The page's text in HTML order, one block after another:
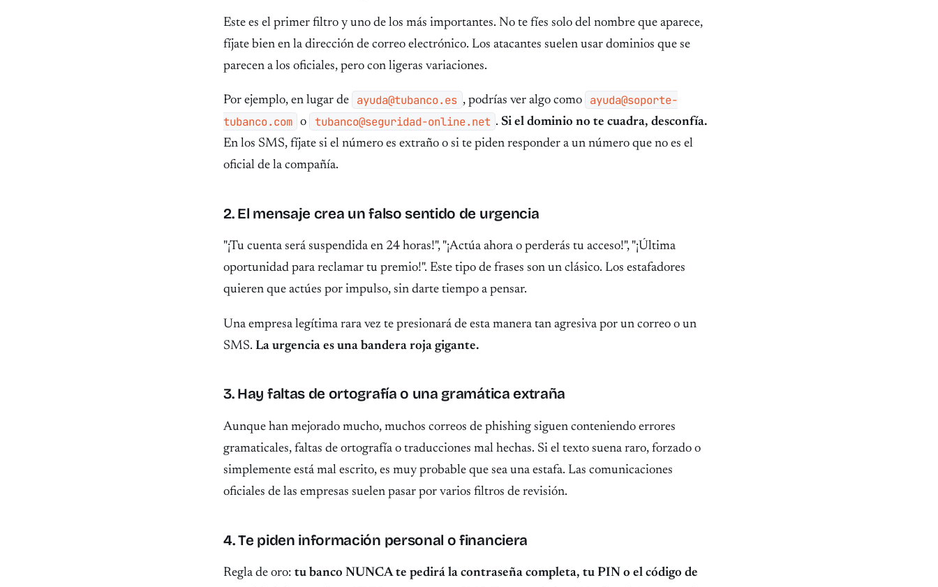
Este es el primer filtro y uno de los más importantes. No te fíes solo del nombre que aparece,
fíjate bien en la dirección de correo electrónico. Los atacantes suelen usar dominios que se
parecen a los oficiales, pero con ligeras variaciones.
Por ejemplo, en lugar de ayuda@tubanco.es , podrías ver algo como
ayuda@soporte-
tubanco.com o tubanco@seguridad-online.net .Si el dominio no te cuadra, desconfía.
En los SMS, fíjate si el número es extraño o si te piden responder a un número que no es el
oficial de la compañía.
2. El mensaje crea un falso sentido de urgencia
"¡Tu cuenta será suspendida en 24 horas!", "¡Actúa ahora o perderás tu acceso!", "¡Última
oportunidad para reclamar tu premio!". Este tipo de frases son un clásico. Los estafadores
quieren que actúes por impulso, sin darte tiempo a pensar.
Una empresa legítima rara vez te presionará de esta manera tan agresiva por un correo o un
SMS. La urgencia es una bandera roja gigante.
3. Hay faltas de ortografía o una gramática extraña
Aunque han mejorado mucho, muchos correos de phishing siguen conteniendo errores
gramaticales, faltas de ortografía o traducciones mal hechas. Si el texto suena raro, forzado o
simplemente está mal escrito, es muy probable que sea una estafa. Las comunicaciones
oficiales de las empresas suelen pasar por varios filtros de revisión.
4. Te piden información personal o financiera
Regla de oro: tu banco NUNCA te pedirá la contraseña completa, tu PIN o el código de